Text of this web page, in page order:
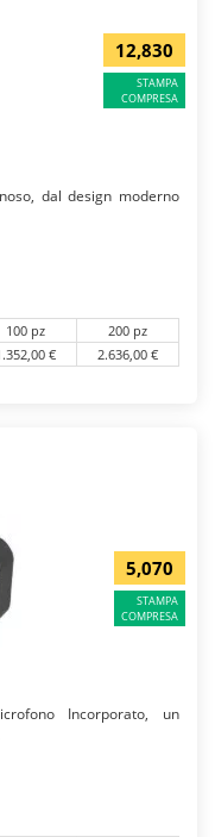
12,830
STAMPA
COMPRESA
dal design moderno
100 pz
200 pz
€ 2.636,00 €
5,070
STAMPA
COMPRESA
Incorporato, un